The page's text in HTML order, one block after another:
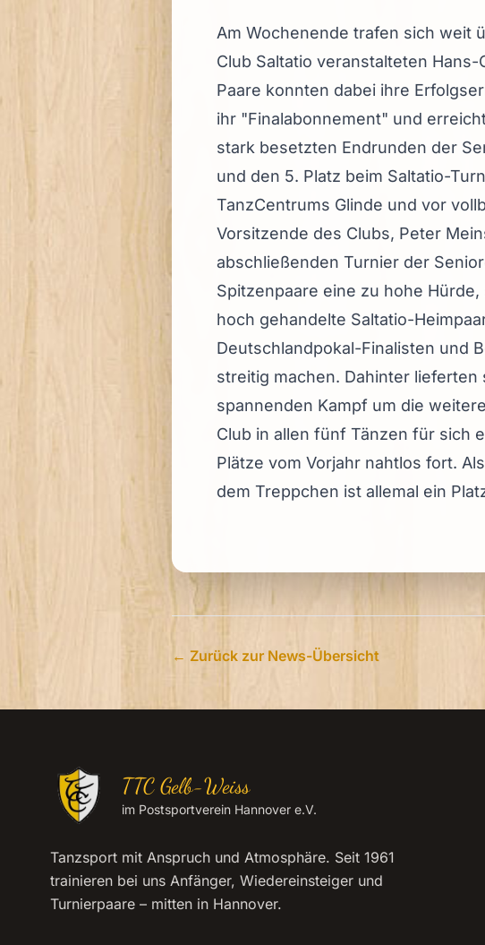
Am Wochenende trafen sich weit
Club Saltatio veranstalteten
Paare konnten dabei ihre
ihr "Finalabonnement" und
stark besetzten Endrunden der
und den 5. Platz beim Saltatio-
TanzCentrums Glinde und vor
Vorsitzende des Clubs, Peter
abschließenden Turnier der
Spitzenpaare eine zu hohe
hoch gehandelte Saltatio-
Deutschlandpokal-Finalisten und
streitig machen. Dahinter
spannenden Kampf um die
Club in allen fünf Tänzen für sich
Plätze vom Vorjahr nahtlos fort.
dem Treppchen ist allemal ein
← Zurück zur News-Übersicht
TTC Gelb-Weiss
im Postsportverein Hannover e.V.
Tanzsport mit Anspruch und Atmosphäre. Seit 1961
trainieren bei uns Anfänger, Wiedereinsteiger und
Turnierpaare – mitten in Hannover.